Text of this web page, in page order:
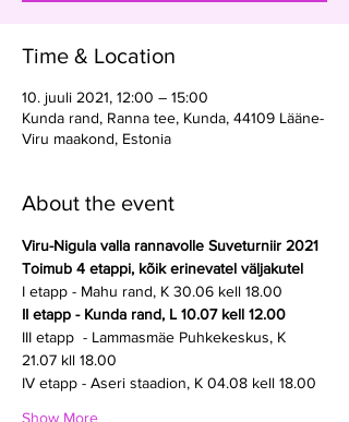
Time & Location
10. juuli 2021, 12:00 – 15:00
Kunda rand, Ranna tee, Kunda, 44109 Lääne-
Viru maakond, Estonia
About the event
Viru-Nigula valla rannavolle Suveturniir 2021
Toimub 4 etappi, kõik erinevatel väljakutel
I etapp - Mahu rand, K 30.06 kell 18.00
II etapp - Kunda rand, L 10.07 kell 12.00
III etapp  - Lammasmäe Puhkekeskus, K
21.07 kll 18.00
IV etapp - Aseri staadion, K 04.08 kell 18.00
Show More